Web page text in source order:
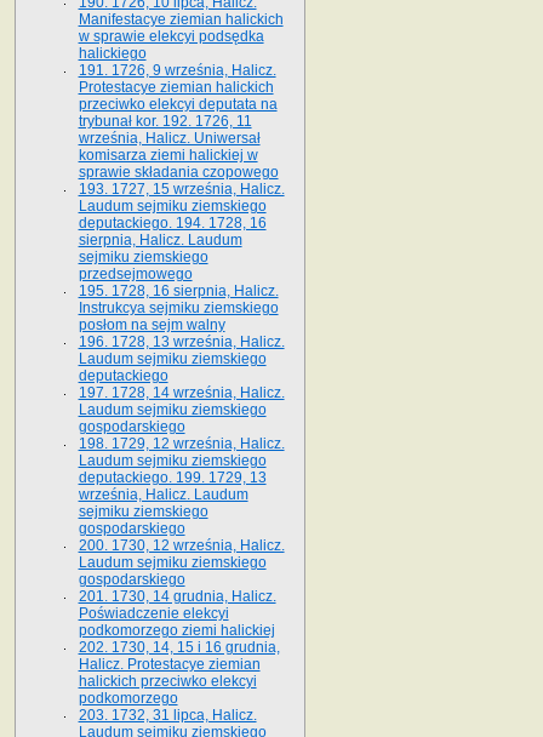
Manifestacye ziemian halickich
w sprawie elekcyi podsędka
halickiego
191. 1726, 9 września, Halicz.
Protestacye ziemian halickich
przeciwko elekcyi deputata na
trybunał kor. 192. 1726, 11
września, Halicz. Uniwersał
komisarza ziemi halickiej w
sprawie składania czopowego
193. 1727, 15 września, Halicz.
Laudum sejmiku ziemskiego
deputackiego. 194. 1728, 16
sierpnia, Halicz. Laudum
sejmiku ziemskiego
przedsejmowego
195. 1728, 16 sierpnia, Halicz.
Instrukcya sejmiku ziemskiego
posłom na sejm walny
196. 1728, 13 września, Halicz.
Laudum sejmiku ziemskiego
deputackiego
197. 1728, 14 września, Halicz.
Laudum sejmiku ziemskiego
gospodarskiego
198. 1729, 12 września, Halicz.
Laudum sejmiku ziemskiego
deputackiego. 199. 1729, 13
września, Halicz. Laudum
sejmiku ziemskiego
gospodarskiego
200. 1730, 12 września, Halicz.
Laudum sejmiku ziemskiego
gospodarskiego
201. 1730, 14 grudnia, Halicz.
Poświadczenie elekcyi
podkomorzego ziemi halickiej
202. 1730, 14, 15 i 16 grudnia,
Halicz. Protestacye ziemian
halickich przeciwko elekcyi
podkomorzego
203. 1732, 31 lipca, Halicz.
Laudum sejmiku ziemskiego